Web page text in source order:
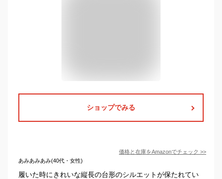
ショップでみる
価格と在庫をAmazonでチェック >>
あみあみあみ(40代・女性)
履いた時にきれいな縦長の台形のシルエットが保たれてい